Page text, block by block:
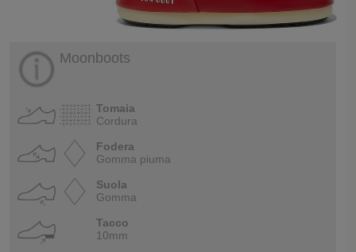
Moonboots
Tomaia
Cordura
Fodera
Gomma piuma
Suola
Gomma
Tacco
10mm